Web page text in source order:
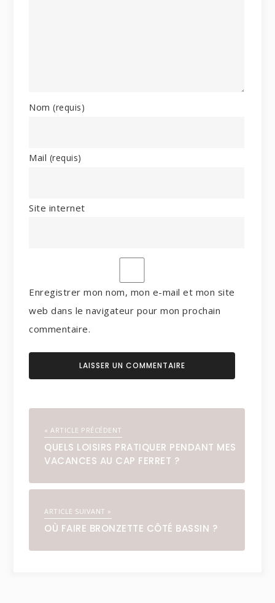
Nom(requis)
Mail (requis)
Site internet
Enregistrer mon nom, mon e-mail et mon site
web dans le navigateur pour mon prochain
commentaire.
« ARTICLE PRÉCÉDENT
QUELS LOISIRS PRATIQUER PENDANT MES
VACANCES AU CAP FERRET ?
ARTICLE SUIVANT »
OÙ FAIRE BRONZETTE CÔTÉ BASSIN ?